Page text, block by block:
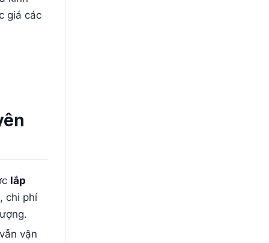
giá các
lắp
chi phí
vận